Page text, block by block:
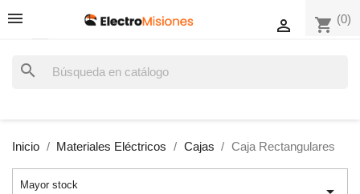
shopping_cart (0)

search
Inicio Materiales Eléctricos Cajas Caja Rectangulares
Mayor stock